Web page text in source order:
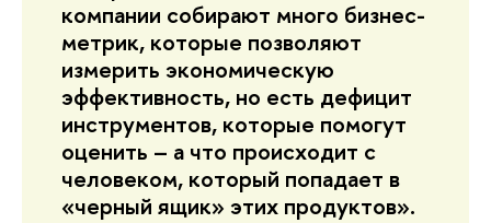
компании собирают много бизнес-
метрик, которые позволяют
измерить экономическую
эффективность, но есть дефицит
инструментов, которые помогут
оценить – а что происходит с
человеком, который попадает в
«черный ящик» этих продуктов».